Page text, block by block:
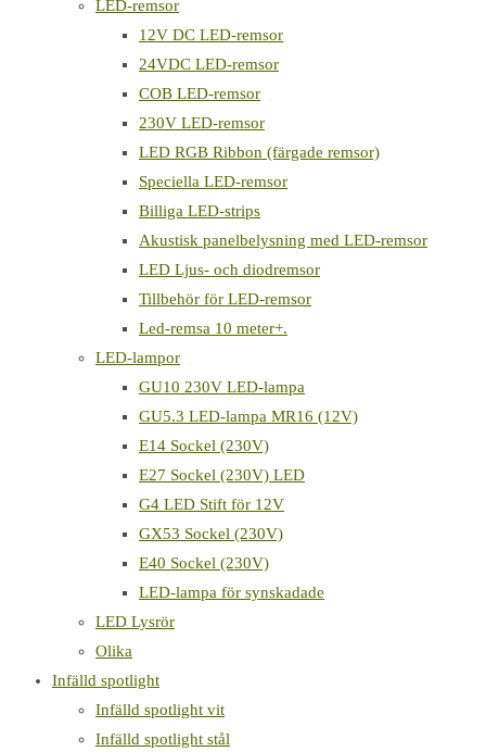
LED-remsor
12V DC LED-remsor
24VDC LED-remsor
COB LED-remsor
230V LED-remsor
LED RGB Ribbon (färgade remsor)
Speciella LED-remsor
Billiga LED-strips
Akustisk panelbelysning med LED-remsor
LED Ljus- och diodremsor
Tillbehör för LED-remsor
Led-remsa 10 meter+.
LED-lampor
GU10 230V LED-lampa
GU5.3 LED-lampa MR16 (12V)
E14 Sockel (230V)
E27 Sockel (230V) LED
G4 LED Stift för 12V
GX53 Sockel (230V)
E40 Sockel (230V)
LED-lampa för synskadade
LED Lysrör
Olika
Infälld spotlight
Infälld spotlight vit
Infälld spotlight stål